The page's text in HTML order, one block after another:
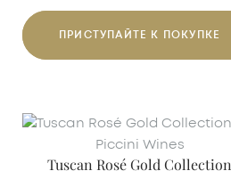
ПРИСТУПАЙТЕ К ПОКУПКЕ
Piccini Wines
Tuscan Rosé Gold Collection